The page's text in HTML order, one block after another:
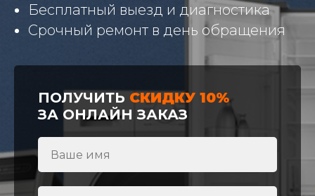
Бесплатный выезд и диагностика
Срочный ремонт в день обращения
ПОЛУЧИТЬ СКИДКУ 10%
ЗА ОНЛАЙН ЗАКАЗ